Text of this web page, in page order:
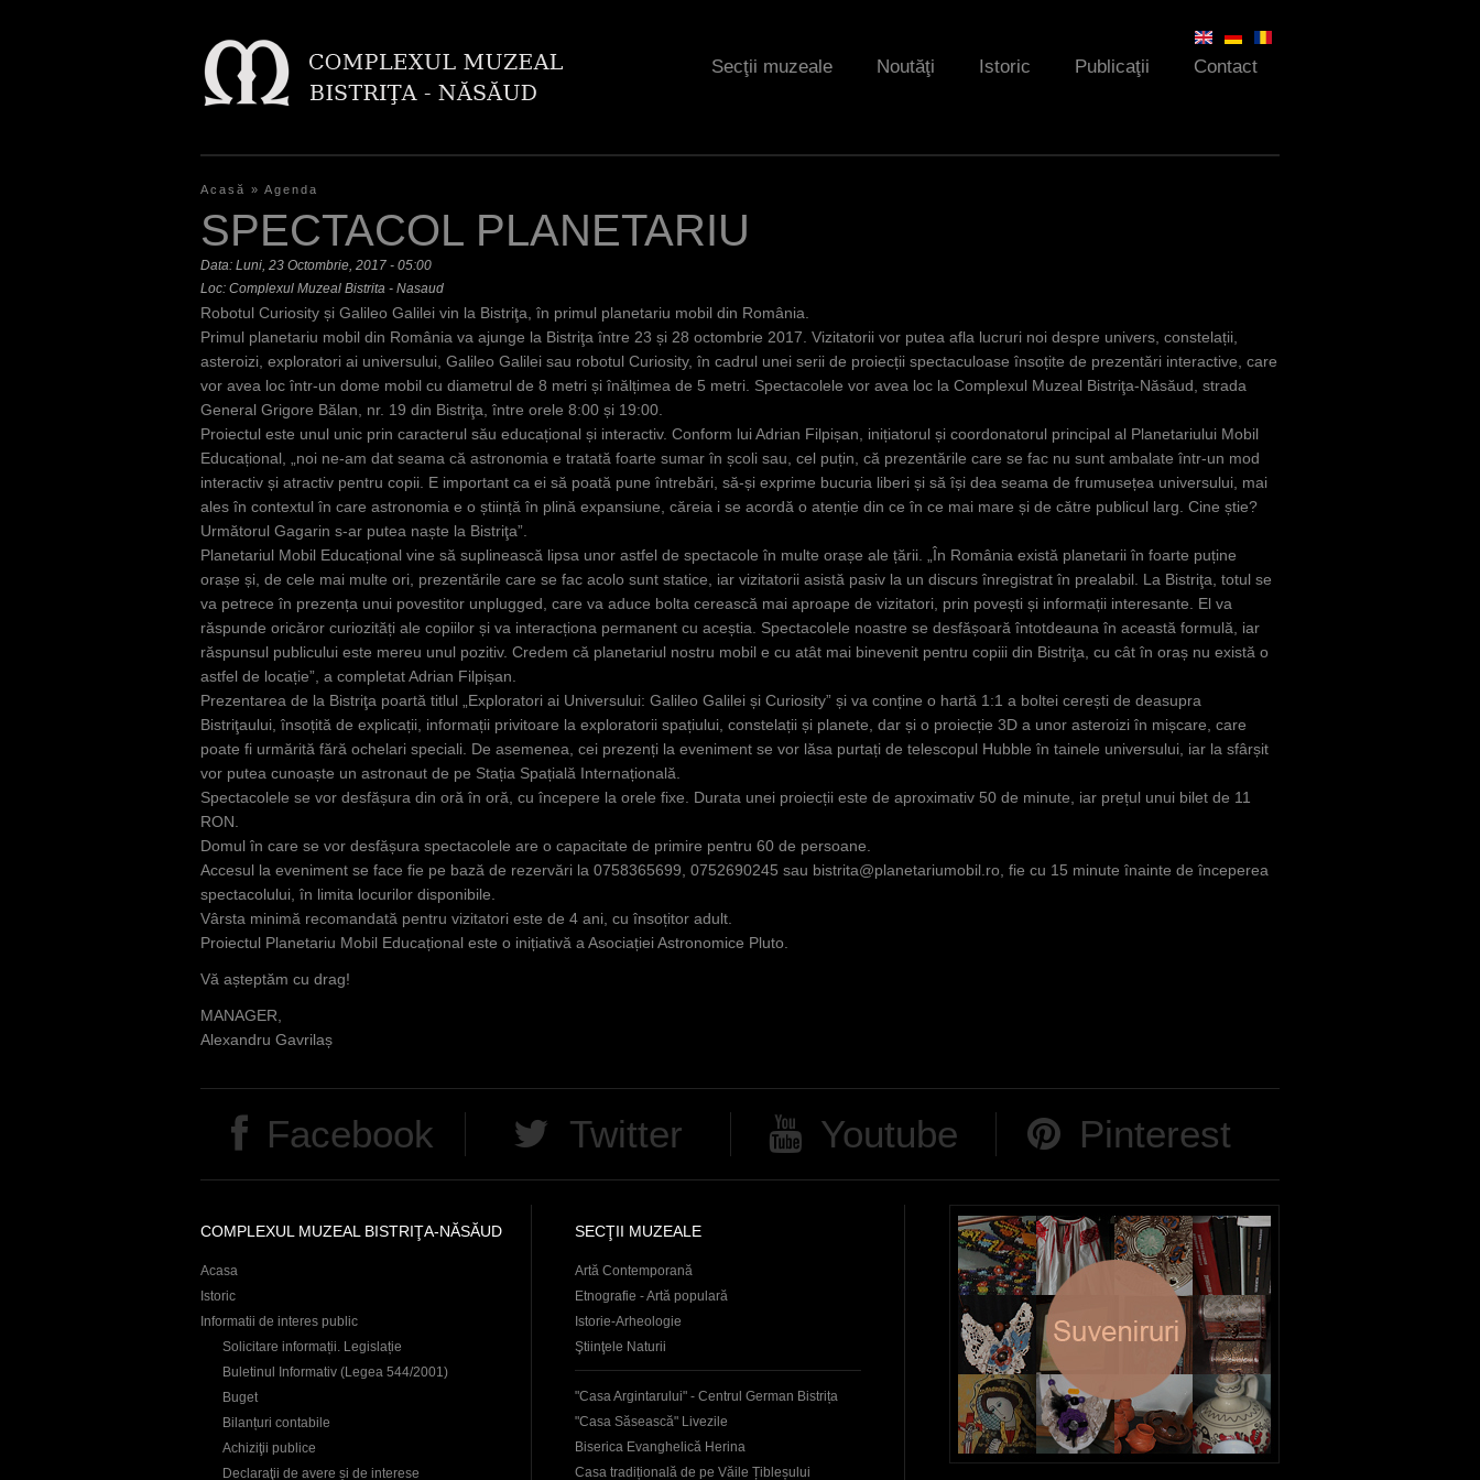
Secţii muzeale Noutăţi Istoric Publicaţii Contact
E
ş
t
i
a
i
c
i
Acasă » Agenda
SPECTACOL PLANETARIU
Data: Luni, 23 Octombrie, 2017 - 05:00
Loc: Complexul Muzeal Bistrita - Nasaud
Robotul Curiosity și Galileo Galilei vin la Bistriţa, în primul planetariu mobil din România.
Primul planetariu mobil din România va ajunge la Bistriţa între 23 și 28 octombrie 2017. Vizitatorii vor putea afla lucruri noi despre univers, constelații,
asteroizi, exploratori ai universului, Galileo Galilei sau robotul Curiosity, în cadrul unei serii de proiecții spectaculoase însoțite de prezentări interactive, care
vor avea loc într-un dome mobil cu diametrul de 8 metri și înălțimea de 5 metri. Spectacolele vor avea loc la Complexul Muzeal Bistriţa-Năsăud, strada
General Grigore Bălan, nr. 19 din Bistriţa, între orele 8:00 și 19:00.
Proiectul este unul unic prin caracterul său educațional și interactiv. Conform lui Adrian Filpișan, inițiatorul și coordonatorul principal al Planetariului Mobil
Educațional, „noi ne-am dat seama că astronomia e tratată foarte sumar în școli sau, cel puțin, că prezentările care se fac nu sunt ambalate într-un mod
interactiv și atractiv pentru copii. E important ca ei să poată pune întrebări, să-și exprime bucuria liberi și să își dea seama de frumusețea universului, mai
ales în contextul în care astronomia e o știință în plină expansiune, căreia i se acordă o atenție din ce în ce mai mare și de către publicul larg. Cine știe?
Următorul Gagarin s-ar putea naște la Bistriţa”.
Planetariul Mobil Educațional vine să suplinească lipsa unor astfel de spectacole în multe orașe ale țării. „În România există planetarii în foarte puține
orașe și, de cele mai multe ori, prezentările care se fac acolo sunt statice, iar vizitatorii asistă pasiv la un discurs înregistrat în prealabil. La Bistriţa, totul se
va petrece în prezența unui povestitor unplugged, care va aduce bolta cerească mai aproape de vizitatori, prin povești și informații interesante. El va
răspunde oricăror curiozități ale copiilor și va interacționa permanent cu aceștia. Spectacolele noastre se desfășoară întotdeauna în această formulă, iar
răspunsul publicului este mereu unul pozitiv. Credem că planetariul nostru mobil e cu atât mai binevenit pentru copiii din Bistriţa, cu cât în oraș nu există o
astfel de locație”, a completat Adrian Filpișan.
Prezentarea de la Bistriţa poartă titlul „Exploratori ai Universului: Galileo Galilei și Curiosity” și va conține o hartă 1:1 a boltei cerești de deasupra
Bistriţaului, însoțită de explicații, informații privitoare la exploratorii spațiului, constelații și planete, dar și o proiecție 3D a unor asteroizi în mișcare, care
poate fi urmărită fără ochelari speciali. De asemenea, cei prezenți la eveniment se vor lăsa purtați de telescopul Hubble în tainele universului, iar la sfârșit
vor putea cunoaște un astronaut de pe Stația Spațială Internațională.
Spectacolele se vor desfășura din oră în oră, cu începere la orele fixe. Durata unei proiecții este de aproximativ 50 de minute, iar prețul unui bilet de 11
RON.
Domul în care se vor desfășura spectacolele are o capacitate de primire pentru 60 de persoane.
Accesul la eveniment se face fie pe bază de rezervări la 0758365699, 0752690245 sau bistrita@planetariumobil.ro , fie cu 15 minute înainte de începerea
spectacolului, în limita locurilor disponibile.
Vârsta minimă recomandată pentru vizitatori este de 4 ani, cu însoțitor adult.
Proiectul Planetariu Mobil Educațional este o inițiativă a Asociației Astronomice Pluto.
Vă așteptăm cu drag!
MANAGER,
Alexandru Gavrilaș
Facebook Twitter Youtube Pinterest
COMPLEXUL MUZEAL BISTRIŢA-NĂSĂUD
Acasa
Istoric
Informatii de interes public
Solicitare informații. Legislație
Buletinul Informativ (Legea 544/2001)
Buget
Bilanțuri contabile
Achiziţii publice
Declaraţii de avere și de interese
SECŢII MUZEALE
Artă Contemporană
Etnografie - Artă populară
Istorie-Arheologie
Ştiinţele Naturii
"Casa Argintarului" - Centrul German Bistrița
"Casa Săsească" Livezile
Biserica Evanghelică Herina
Casa tradițională de pe Văile Țibleșului